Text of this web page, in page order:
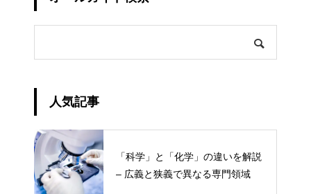
人気記事
「科学」と「化学」の違いを解説
– 広義と狭義で異なる専門領域